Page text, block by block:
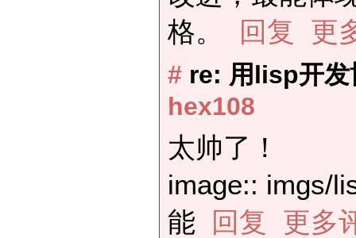
格。
回复 更
# re: 用lisp开
hex108
太帅了！
image:: imgs/
能
回复 更多